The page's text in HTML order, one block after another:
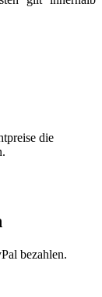
die
bezahlen.